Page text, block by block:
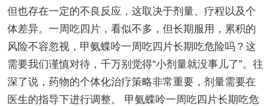
但也存在一定的不良反应，这取决于剂量、疗程以及个
体差异。一周吃四片，看似不多，但长期服用，累积的
风险不容忽视，甲氨蝶呤一周吃四片长期吃危险吗？这
需要我们谨慎对待，千万别觉得“小剂量就没事儿了”。往
深了说，药物的个体化治疗策略非常重要，剂量需要在
医生的指导下进行调整。 甲氨蝶呤一周吃四片长期吃危